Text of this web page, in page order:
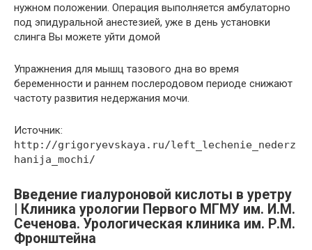
нужном положении. Операция выполняется амбулаторно
под эпидуральной анестезией, уже в день установки
слинга Вы можете уйти домой
Упражнения для мышц тазового дна во время
беременности и раннем послеродовом периоде снижают
частоту развития недержания мочи.
Источник:
http://grigoryevskaya.ru/left_lechenie_nederz
hanija_mochi/
Введение гиалуроновой кислоты в уретру
| Клиника урологии Первого МГМУ им. И.М.
Сеченова. Урологическая клиника им. Р.М.
Фронштейна